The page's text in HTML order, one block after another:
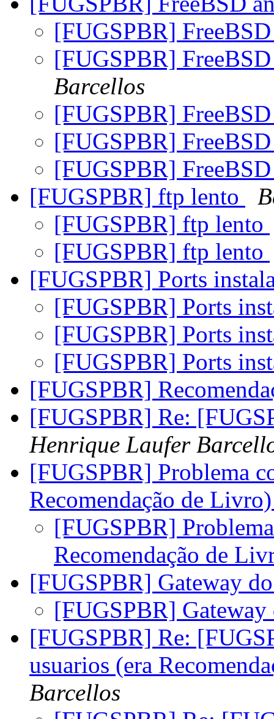
[FUGSPBR]
[FUGSPBR]
Barcellos
[FUGSPBR]
[FUGSPBR]
[FUGSPBR]
[FUGSPBR] ftp lento
[FUGSPBR] ftp lento
[FUGSPBR] ftp lento
[FUGSPBR] Ports
[FUGSPBR] Ports
[FUGSPBR] Ports
[FUGSPBR] Ports
[FUGSPBR]
[FUGSPBR] Re:
Henrique Laufer
[FUGSPBR] Problema
Recomendação de
[FUGSPBR]
Recomendação de
[FUGSPBR] Gateway
[FUGSPBR]
[FUGSPBR] Re:
usuarios (era
Barcellos